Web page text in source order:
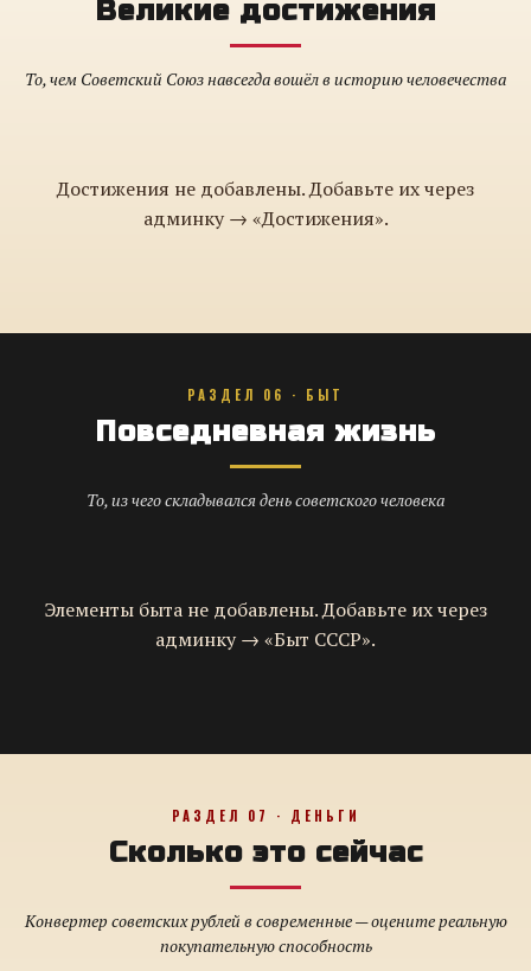
Великие достижения
То, чем Советский Союз навсегда вошёл в историю человечества
Достижения не добавлены. Добавьте их через
админку → «Достижения».
РАЗДЕЛ 06 · БЫТ
Повседневная жизнь
То, из чего складывался день советского человека
Элементы быта не добавлены. Добавьте их через
админку → «Быт СССР».
РАЗДЕЛ 07 · ДЕНЬГИ
Сколько это сейчас
Конвертер советских рублей в современные — оцените реальную
покупательную способность